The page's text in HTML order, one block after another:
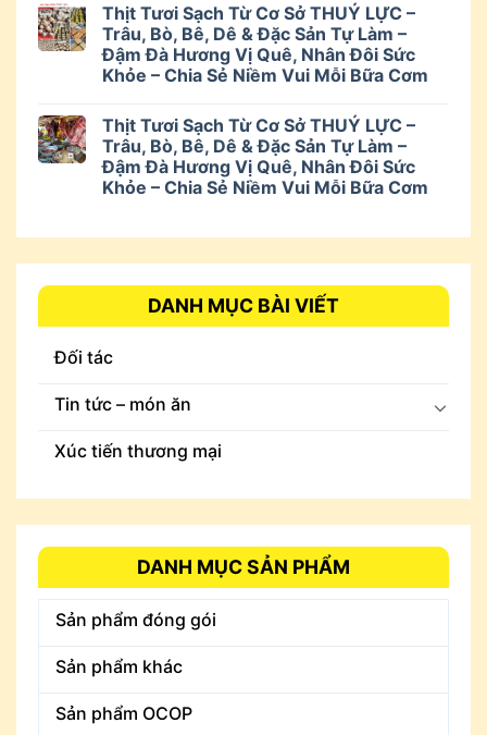
Thịt Tươi Sạch Từ Cơ Sở THUÝ LỰC –
Trâu, Bò, Bê, Dê & Đặc Sản Tự Làm –
Đậm Đà Hương Vị Quê, Nhân Đôi Sức
Khỏe – Chia Sẻ Niềm Vui Mỗi Bữa Cơm
Thịt Tươi Sạch Từ Cơ Sở THUÝ LỰC –
Trâu, Bò, Bê, Dê & Đặc Sản Tự Làm –
Đậm Đà Hương Vị Quê, Nhân Đôi Sức
Khỏe – Chia Sẻ Niềm Vui Mỗi Bữa Cơm
DANH MỤC BÀI VIẾT
Đối tác
Tin tức – món ăn
Xúc tiến thương mại
DANH MỤC SẢN PHẨM
Sản phẩm đóng gói
Sản phẩm khác
Sản phẩm OCOP